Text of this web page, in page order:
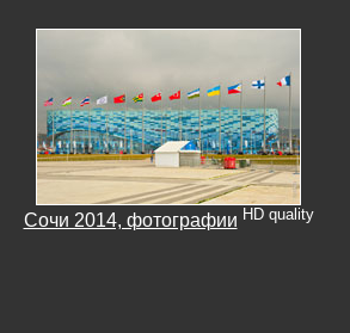
Сочи 2014, фотографии HD quality